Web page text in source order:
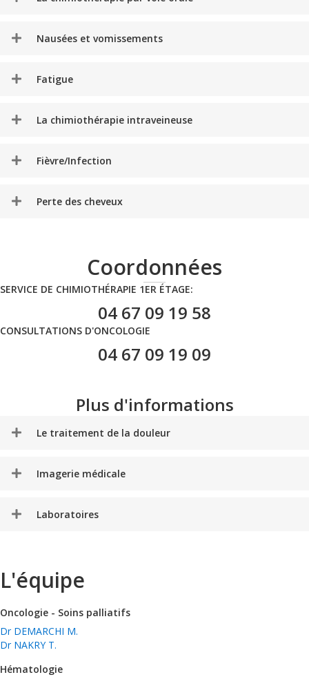
Nausées et vomissements
Fatigue
La chimiothérapie intraveineuse
Fièvre/Infection
Perte des cheveux
Coordonnées
SERVICE DE CHIMIOTHÉRAPIE 1ER ÉTAGE:
04 67 09 19 58
CONSULTATIONS D'ONCOLOGIE
04 67 09 19 09
Plus d'informations
Le traitement de la douleur
Imagerie médicale
Laboratoires
L'équipe
Oncologie - Soins palliatifs
Dr DEMARCHI M.
Dr NAKRY T.
Hématologie